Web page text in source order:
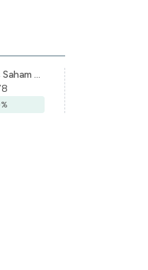
Indeks Saham Syariah Indonesia
%